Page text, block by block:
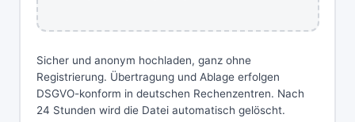
Sicher und anonym hochladen, ganz ohne
Registrierung. Übertragung und Ablage erfolgen
DSGVO-konform in deutschen Rechenzentren. Nach
24 Stunden wird die Datei automatisch gelöscht.